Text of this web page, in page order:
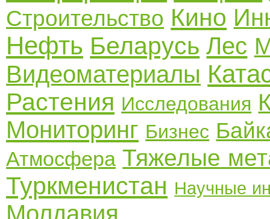
Строительство Кино
Нефть Беларусь Лес
Видеоматериалы
Растения Исследования
Мониторинг Бизнес
Атмосфера Тяжелые
Туркменистан Научные
Молдавия